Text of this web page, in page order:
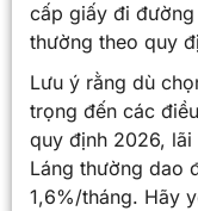
cấp giấy đi
thường theo quy
Lưu ý rằng dù
trọng đến các
quy định 2026,
Láng thường dao
1,6%/tháng. Hãy